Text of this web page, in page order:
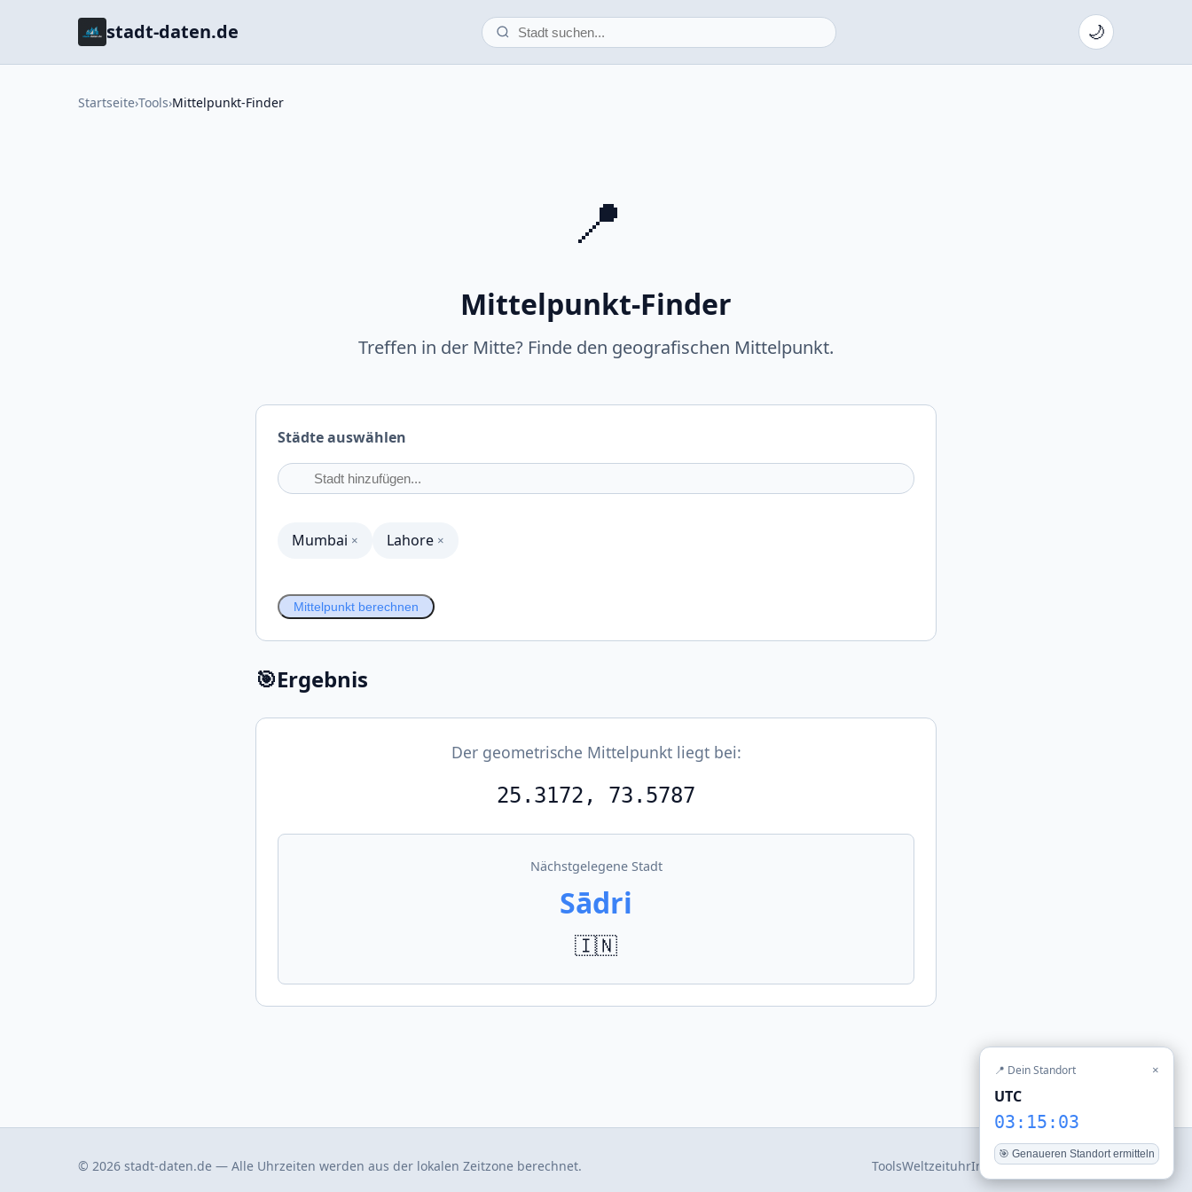
stadt-daten.de 🌙
Startseite›Tools›Mittelpunkt-Finder
📍
Mittelpunkt-Finder
Treffen in der Mitte? Finde den geografischen Mittelpunkt.
Städte auswählen
Mumbai × Lahore ×
Mittelpunkt berechnen
🎯Ergebnis
Der geometrische Mittelpunkt liegt bei:
25.3172, 73.5787
Nächstgelegene Stadt
Sādri
🇮🇳
© 2026 stadt-daten.de — Alle Uhrzeiten werden aus der lokalen Zeitzone berechnet. ToolsWeltzeituhrImpressumDatenschutz
📍 Dein Standort ×
UTC
03:15:03
🎯 Genaueren Standort ermitteln